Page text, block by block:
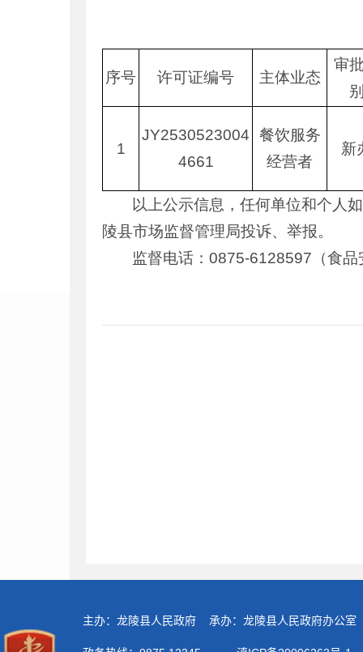
序号 许可证编号 主体业态
审
1
JY2530523004
4661
餐饮服务
经营者
新
以上公示信息，任何单位和个人
陵县市场监督管理局投诉、举报。
监督电话：0875-6128597（食